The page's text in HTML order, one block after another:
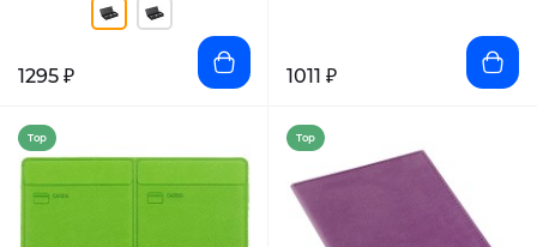
1295 ₽ 1011 ₽
Top Top